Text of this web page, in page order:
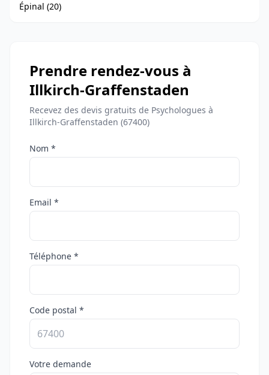
Épinal (20)
Prendre rendez-vous à
Illkirch-Graffenstaden
Recevez des devis gratuits de Psychologues à
Illkirch-Graffenstaden (67400)
Nom *
Email *
Téléphone *
Code postal *
Votre demande